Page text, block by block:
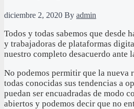
diciembre 2, 2020 By admin
Todos y todas sabemos que desde
y trabajadoras de plataformas
nuestro completo desacuerdo
No podemos permitir que la nueva
todas conocidas sus tendencias a
puedan ser encuadradas de modo
abiertos y podemos decir que no